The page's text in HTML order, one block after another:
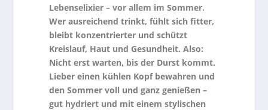
Lebenselixier – vor allem im Sommer.
Wer ausreichend trinkt, fühlt sich fitter,
bleibt konzentrierter und schützt
Kreislauf, Haut und Gesundheit. Also:
Nicht erst warten, bis der Durst kommt.
Lieber einen kühlen Kopf bewahren und
den Sommer voll und ganz genießen –
gut hydriert und mit einem stylischen